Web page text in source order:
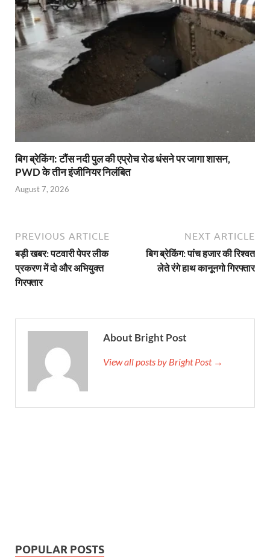
बिग ब्रेकिंग: टौंस नदी पुल की एप्रोच रोड धंसने पर जागा शासन,
PWD के तीन इंजीनियर निलंबित
August 7, 2026
PREVIOUS ARTICLE
बड़ी खबर: पटवारी पेपर लीक
प्रकरण में दो और अभियुक्त
गिरफ्तार
NEXT ARTICLE
बिग ब्रेकिंग: पांच हजार की रिश्वत
लेते रंगे हाथ कानूनगो गिरफ्तार
About Bright Post
View all posts by Bright Post →
POPULAR POSTS